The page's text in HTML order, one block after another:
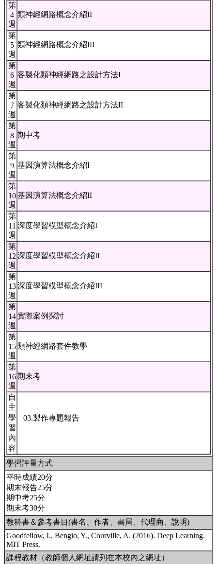
第
4
週
類神經網路概念介紹II
第
5
週
類神經網路概念介紹III
第
6
週
客製化類神經網路之設計方法I
第
7
週
客製化類神經網路之設計方法II
第
8
週
期中考
第
9
週
基因演算法概念介紹I
第
10
週
基因演算法概念介紹II
第
11
週
深度學習模型概念介紹I
第
12
週
深度學習模型概念介紹II
第
13
週
深度學習模型概念介紹III
第
14
週
實際案例探討
第
15
週
類神經網路套件教學
第
16
週
期末考
自
主
學
習
內
容
03.製作專題報告
學習評量方式
平時成績20分
期末報告25分
期中考25分
期末考30分
教科書＆參考書目(書名、作者、書局、代理商、說明)
Goodfellow, I., Bengio, Y., Courville, A. (2016). Deep Learning.
MIT Press.
課程教材（教師個人網址請列在本校內之網址）